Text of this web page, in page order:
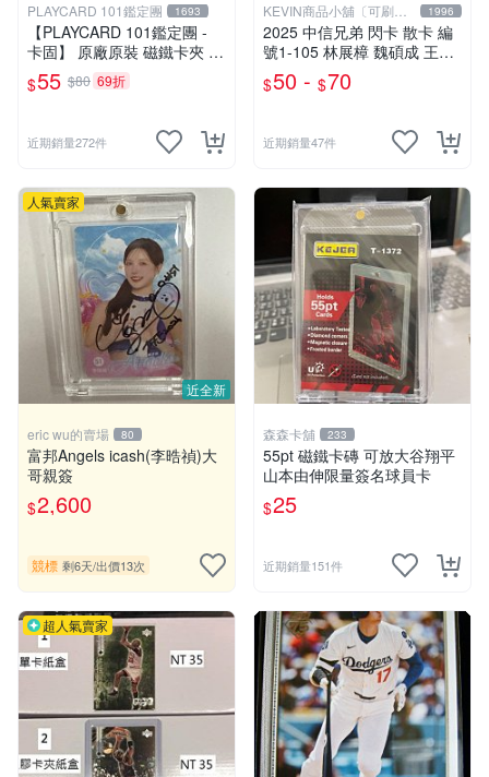
PLAYCARD 101鑑定團 1693
【PLAYCARD 101鑑定團 -
卡固】 原廠原裝 磁鐵卡夾 /
磁鐵殼 尺寸：55pt / CPH55
$55 $80 69折
近期銷量272件
KEVIN商品小舖〔可刷
卡〕
1996
2025 中信兄弟 閃卡 散卡 編
號1-105 林展樟 魏碩成 王凱
程 鄭凱文 彭識穎 柯威士 游
竣宥 勝騎士 羅戈 鄭浩均 李
$50 - $70
近期銷量47件
近全新
人氣賣家
eric wu的賣場 80
富邦Angels icash(李晧禎)大
哥親簽
$2,600
競標 剩6天/出價13次
森森卡舖 233
55pt 磁鐵卡磚 可放大谷翔平
山本由伸限量簽名球員卡
$25
近期銷量151件
超人氣賣家